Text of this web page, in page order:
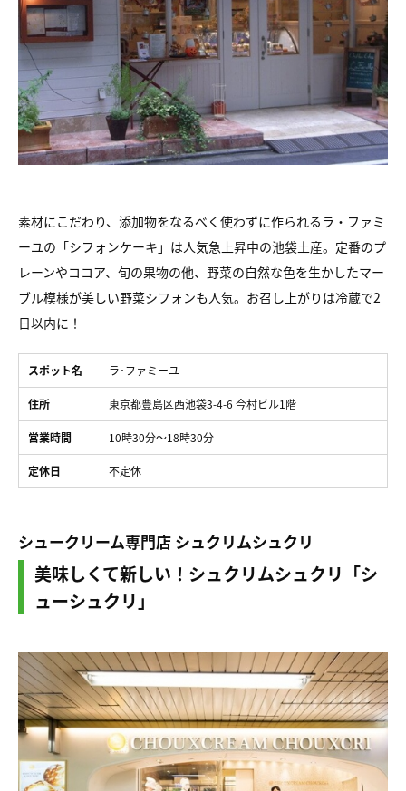
素材にこだわり、添加物をなるべく使わずに作られるラ・ファミ
ーユの「シフォンケーキ」は人気急上昇中の池袋土産。定番のプ
レーンやココア、旬の果物の他、野菜の自然な色を生かしたマー
ブル模様が美しい野菜シフォンも人気。お召し上がりは冷蔵で2
日以内に！
スポット名 ラ･ファミーユ
住所 東京都豊島区西池袋3-4-6 今村ビル1階
営業時間 10時30分～18時30分
定休日 不定休
シュークリーム専門店 シュクリムシュクリ
美味しくて新しい！シュクリムシュクリ「シ
ューシュクリ」